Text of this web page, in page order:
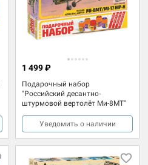
Подарочный набор
"Российский десантно-
штурмовой вертолёт Ми-8МТ"
1 499 ₽
Уведомить о наличии